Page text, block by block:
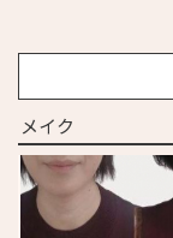
メイク